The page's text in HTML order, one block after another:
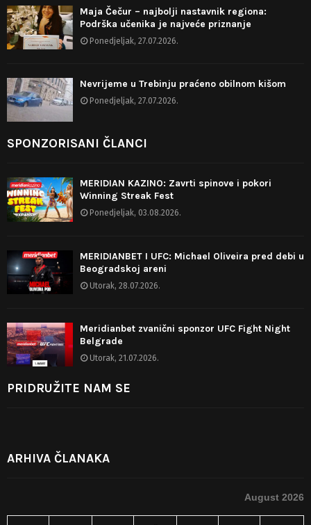
Maja Čečur – najbolji nastavnik regiona:
Podrška učenika je najveće priznanje
Ponedjeljak, 27.07.2026.
Nevrijeme u Trebinju praćeno obilnom kišom
Ponedjeljak, 27.07.2026.
SPONZORISANI ČLANCI
MERIDIAN KAZINO: Zavrti spinove i pokori
Winning Streak Fest
Ponedjeljak, 03.08.2026.
MERIDIANBET I UFC: Michael Oliveira pred debi u
Beogradskoj areni
Utorak, 28.07.2026.
Meridianbet zvanični sponzor UFC Fight Night
Belgrade
Utorak, 21.07.2026.
PRIDRUŽITE NAM SE
ARHIVA ČLANAKA
August 2026